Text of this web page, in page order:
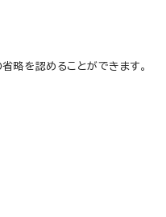
略を認めることができます。